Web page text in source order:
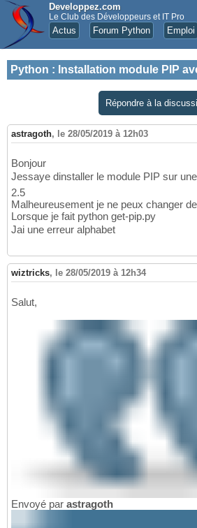
Developpez.com
Le Club des Développeurs et IT Pro
Actus Forum Python Emploi
Python : Installation module PIP
Répondre à la
astragoth, le 28/05/2019 à 12h03
Bonjour
Jessaye dinstaller le module PIP sur
2.5
Malheureusement je ne peux changer
Lorsque je fait python get-pip.py
Jai une erreur alphabet
wiztricks, le 28/05/2019 à 12h34
Salut,
Envoyé par astragoth